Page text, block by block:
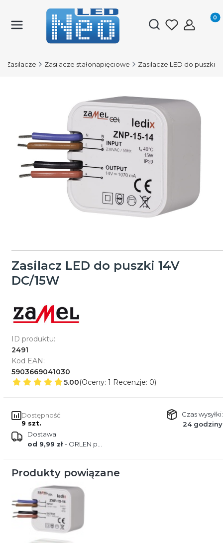
Otwórz
Zasilacze Zasilacze stałonapięciowe Zasilacze LED do puszki
Zasilacz LED do puszki 14V
DC/15W
ID produktu:
2491
Kod EAN:
5903669041030
5.00(Oceny: 1 Recenzje: 0)
Dostępność:
9 szt.
Czas wysyłki:
24 godziny
Dostawa
od 9,99 zł- ORLEN paczka
Produkty powiązane